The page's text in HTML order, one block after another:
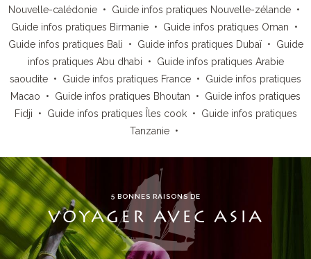
Nouvelle-calédonie • Guide infos pratiques Nouvelle-zélande •
Guide infos pratiques Birmanie• Guide infos pratiques Oman •
Guide infos pratiques Bali • Guide infos pratiques Dubaï• Guide
infos pratiques Abu dhabi • Guide infos pratiques Arabie
saoudite • Guide infos pratiques France • Guide infos pratiques
Macao • Guide infos pratiques Bhoutan • Guide infos pratiques
Fidji • Guide infos pratiques Îles cook• Guide infos pratiques
Tanzanie •
5 BONNES RAISONS DE
VOYAGER AVEC ASIA